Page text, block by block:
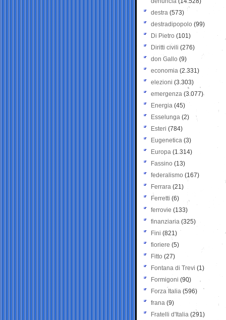
destra (573)
destradipopolo (99)
Di Pietro (101)
Diritti civili (276)
don Gallo (9)
economia (2.331)
elezioni (3.303)
emergenza (3.077)
Energia (45)
Esselunga (2)
Esteri (784)
Eugenetica (3)
Europa (1.314)
Fassino (13)
federalismo (167)
Ferrara (21)
Ferretti (6)
ferrovie (133)
finanziaria (325)
Fini (821)
fioriere (5)
Fitto (27)
Fontana di Trevi (1)
Formigoni (90)
Forza Italia (596)
frana (9)
Fratelli d'Italia (291)